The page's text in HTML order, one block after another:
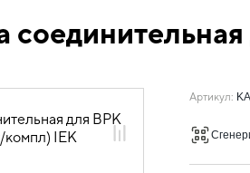
защиты и
Артикул: